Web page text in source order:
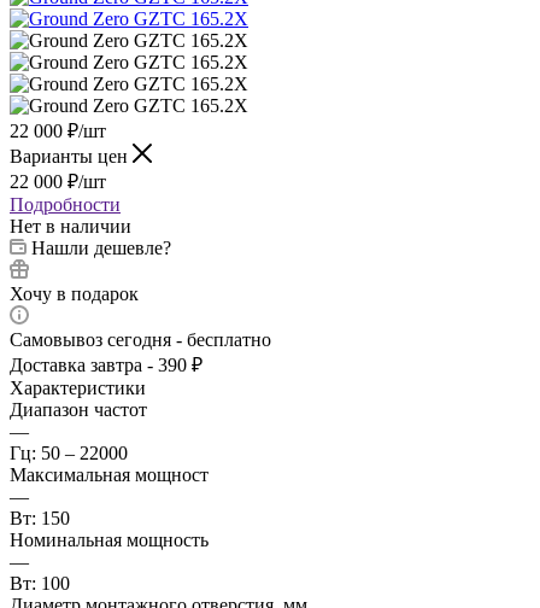
22 000 ₽/шт
Варианты цен
22 000 ₽/шт
Подробности
Нет в наличии
Нашли дешевле?
Хочу в подарок
Самовывоз сегодня - бесплатно
Доставка завтра - 390 ₽
Характеристики
Диапазон частот
—
Гц: 50 – 22000
Максимальная мощност
—
Вт: 150
Номинальная мощность
—
Вт: 100